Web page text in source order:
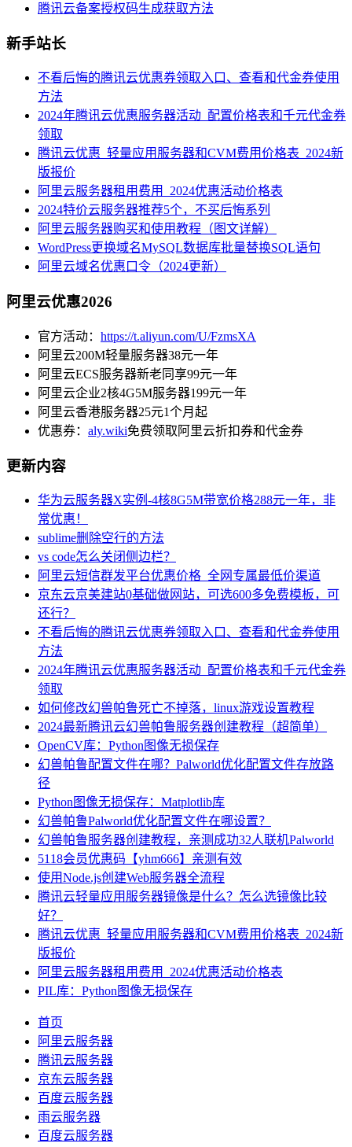
腾讯云备案授权码生成获取方法
新手站长
不看后悔的腾讯云优惠券领取入口、查看和代金券使用
方法
2024年腾讯云优惠服务器活动_配置价格表和千元代金券
领取
腾讯云优惠_轻量应用服务器和CVM费用价格表_2024新
版报价
阿里云服务器租用费用_2024优惠活动价格表
2024特价云服务器推荐5个，不买后悔系列
阿里云服务器购买和使用教程（图文详解）
WordPress更换域名MySQL数据库批量替换SQL语句
阿里云域名优惠口令（2024更新）
阿里云优惠2026
官方活动： https://t.aliyun.com/U/FzmsXA
阿里云200M轻量服务器38元一年
阿里云ECS服务器新老同享99元一年
阿里云企业2核4G5M服务器199元一年
阿里云香港服务器25元1个月起
优惠券： aly.wiki免费领取阿里云折扣券和代金券
更新内容
华为云服务器X实例-4核8G5M带宽价格288元一年，非
常优惠！
sublime删除空行的方法
vs code怎么关闭侧边栏？
阿里云短信群发平台优惠价格_全网专属最低价渠道
京东云京美建站0基础做网站，可选600多免费模板，可
还行？
不看后悔的腾讯云优惠券领取入口、查看和代金券使用
方法
2024年腾讯云优惠服务器活动_配置价格表和千元代金券
领取
如何修改幻兽帕鲁死亡不掉落，linux游戏设置教程
2024最新腾讯云幻兽帕鲁服务器创建教程（超简单）
OpenCV库：Python图像无损保存
幻兽帕鲁配置文件在哪？Palworld优化配置文件存放路
径
Python图像无损保存：Matplotlib库
幻兽帕鲁Palworld优化配置文件在哪设置？
幻兽帕鲁服务器创建教程，亲测成功32人联机Palworld
5118会员优惠码【yhm666】亲测有效
使用Node.js创建Web服务器全流程
腾讯云轻量应用服务器镜像是什么？怎么选镜像比较
好？
腾讯云优惠_轻量应用服务器和CVM费用价格表_2024新
版报价
阿里云服务器租用费用_2024优惠活动价格表
PIL库：Python图像无损保存
首页
阿里云服务器
腾讯云服务器
京东云服务器
百度云服务器
雨云服务器
百度云服务器